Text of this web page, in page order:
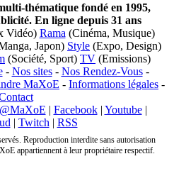
thématique fondé en 1995,
En ligne depuis 31 ans
Vidéo) Rama (Cinéma, Musique)
Japon) Style (Expo, Design)
(Société, Sport) TV (Emissions)
- Nos sites- Nos Rendez-Vous-
MaXoE - Informations légales -
| Facebook| Youtube|
| Twitch | RSS
Reproduction interdite sans autorisation
appartiennent à leur propriétaire respectif.